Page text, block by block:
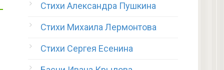
Стихи Александра Пушкина
Стихи Михаила Лермонтова
Стихи Сергея Есенина